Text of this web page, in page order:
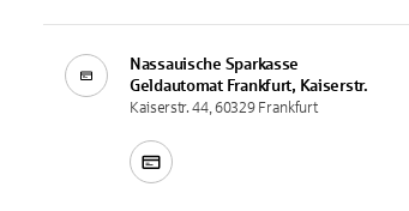
Nassauische Sparkasse
Geldautomat Frankfurt, Kaiserstr.
Kaiserstr. 44, 60329 Frankfurt